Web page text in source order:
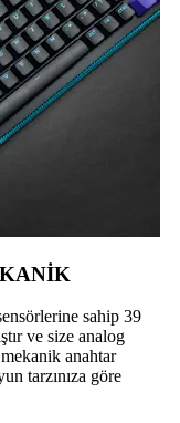
sahip 39
ve size analog
anahtar
tarzınıza göre